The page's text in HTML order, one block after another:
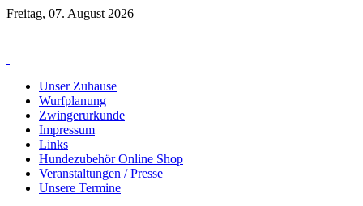
Freitag, 07. August 2026
Unser Zuhause
Wurfplanung
Zwingerurkunde
Impressum
Links
Hundezubehör Online Shop
Veranstaltungen / Presse
Unsere Termine